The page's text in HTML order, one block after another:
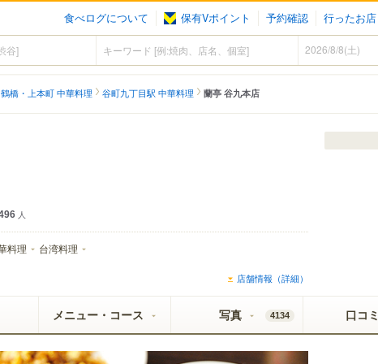
食べログについて 保有Vポイント 予約確認 行ったお店
鶴橋・上本町 中華料理 谷町九丁目駅 中華料理 蘭亭 谷九本店
人
料理 台湾料理
店舗情報（詳細）
メニュー・コース 写真 4134 口コミ